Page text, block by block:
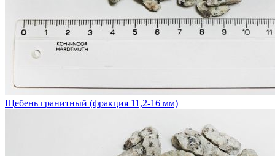
Щебень гранитный (фракция 11,2-16 мм)